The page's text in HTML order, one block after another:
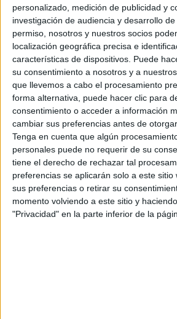
personalizado, medición de publicidad y
investigación de audiencia y desarrollo de
permiso, nosotros y nuestros socios
localización geográfica precisa e
características de dispositivos. Puede
su consentimiento a nosotros y a
que llevemos a cabo el procesamiento
forma alternativa, puede hacer clic para
consentimiento o acceder a información
cambiar sus preferencias antes de
Tenga en cuenta que algún
personales puede no requerir de su
tiene el derecho de rechazar tal
preferencias se aplicarán solo a este sitio
sus preferencias o retirar su
momento volviendo a este sitio y
"Privacidad" en la parte inferior de la
épica confrontación final.
DIOSES DE EGIPTOestá dirigida por
deEl Cuervo yYo, robot , y
conGerard Butler (Objetivo:
Thwaites(La señal,Maléfica
Waldau(Juego de tronos ,Oblivion),
Max: Furia en la carretera),Elodie
Joe: La venganza
Chadwick
historia de James Brown, 42 ) y
Caribe,El discurso del rey).
Pues bien, disponemos 5 packs